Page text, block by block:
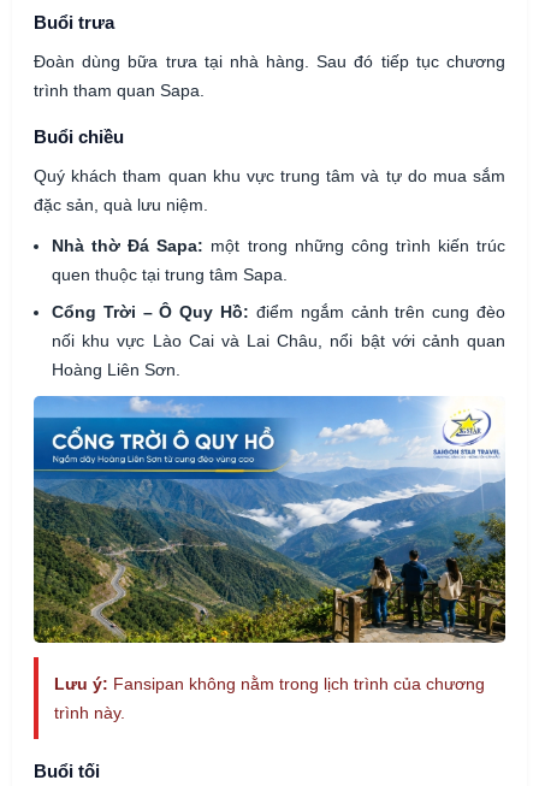
Buổi trưa
Đoàn dùng bữa trưa tại nhà hàng. Sau đó tiếp tục chương
trình tham quan Sapa.
Buổi chiều
Quý khách tham quan khu vực trung tâm và tự do mua sắm
đặc sản, quà lưu niệm.
Nhà thờ Đá Sapa: một trong những công trình kiến trúc
quen thuộc tại trung tâm Sapa.
Cổng Trời – Ô Quy Hồ: điểm ngắm cảnh trên cung đèo
nối khu vực Lào Cai và Lai Châu, nổi bật với cảnh quan
Hoàng Liên Sơn.
Lưu ý: Fansipan không nằm trong lịch trình của chương
trình này.
Buổi tối